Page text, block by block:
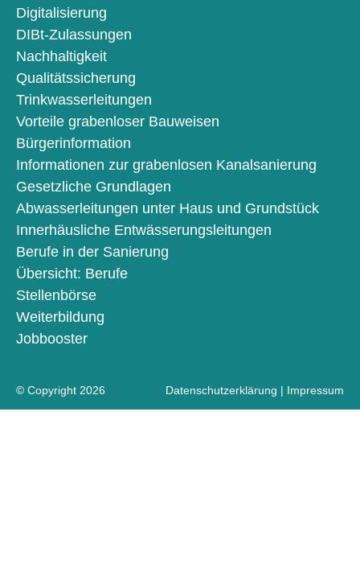
Digitalisierung
DIBt-Zulassungen
Nachhaltigkeit
Qualitätssicherung
Trinkwasserleitungen
Vorteile grabenloser Bauweisen
Bürgerinformation
Informationen zur grabenlosen Kanalsanierung
Gesetzliche Grundlagen
Abwasserleitungen unter Haus und Grundstück
Innerhäusliche Entwässerungsleitungen
Berufe in der Sanierung
Übersicht: Berufe
Stellenbörse
Weiterbildung
Jobbooster
© Copyright 2026 Datenschutzerklärung Impressum